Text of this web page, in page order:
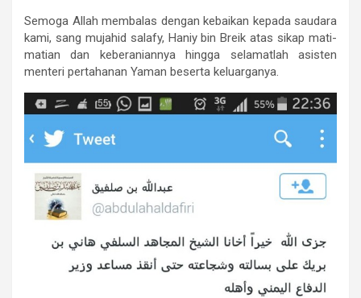
Semoga Allah membalas dengan kebaikan kepada saudara
kami, sang mujahid salafy, Haniy bin Breik atas sikap mati-
matian dan keberaniannya hingga selamatlah asisten
menteri pertahanan Yaman beserta keluarganya.